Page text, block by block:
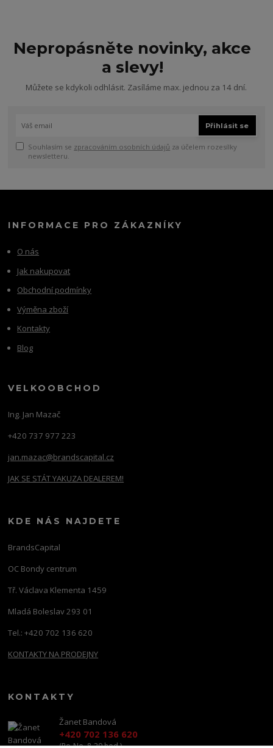
Nepropásněte novinky, akce
a slevy!
Můžete se kdykoli odhlásit. Zasíláme max. jednou za 14 dní.
Přihlásit se
Souhlasím se zpracováním osobních údajů za účelem rozesílky
newsletteru.
INFORMACE PRO ZÁKAZNÍKY
O nás
Jak nakupovat
Obchodní podmínky
Výměna zboží
Kontakty
Blog
VELKOOBCHOD
Ing. Jan Mazač
+420 737 977 223
jan.mazac@brandscapital.cz
JAK SE STÁT YAKUZA DEALEREM!
KDE NÁS NAJDETE
BrandsCapital
OC Bondy centrum
Tř. Václava Klementa 1459
Mladá Boleslav 293 01
Tel.: +420 702 136 620
KONTAKTY NA PRODEJNY
KONTAKTY
Žanet Bandová
+420 702 136 620
(Po-Ne, 8-20 hod.)